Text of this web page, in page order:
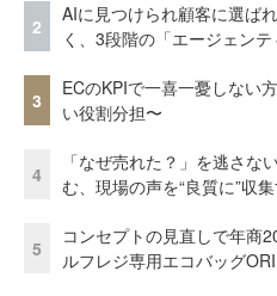
2
AIに見つけられ顧客に選ば
く、3段階の「エージェン
3
ECのKPIで一喜一憂しない
い役割分担〜
4
「なぜ売れた？」を逃さな
む、現場の声を“良質に”収
5
コンセプトの見直しで年
ルフレジ専用エコバッグ